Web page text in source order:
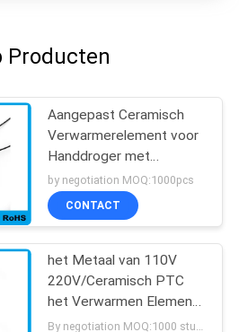
Producten
Aangepast Ceramisch
Verwarmerelement voor
Handdroger met
Roestvrij staalhuisvesting
by negotiation MOQ:1000pcs
CONTACT
het Metaal van 110V
220V/Ceramisch PTC
het Verwarmen Element
voor Huistoestellen